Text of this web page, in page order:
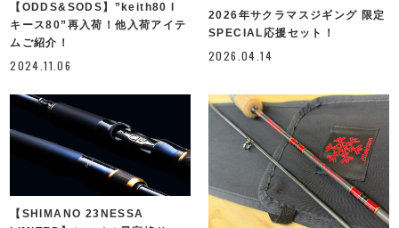
【ODDS&SODS】”keith80 l
キース80”再入荷！他入荷アイテ
ムご紹介！
2024.11.06
2026年サクラマスジギング 限定
SPECIAL応援セット！
2026.04.14
【SHIMANO 23NESSA